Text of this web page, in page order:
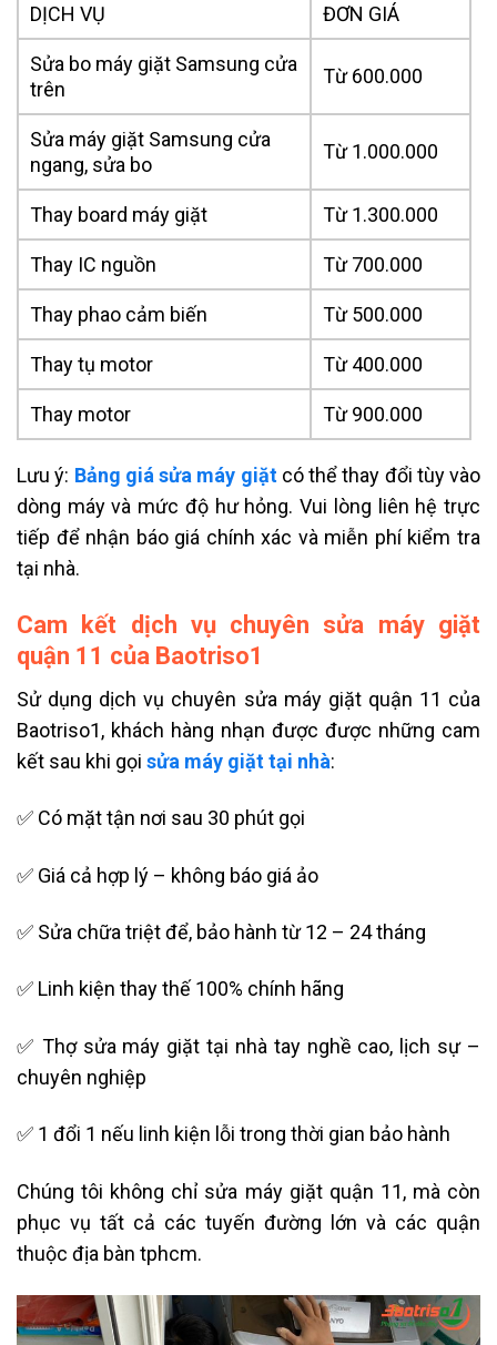
DỊCH VỤ ĐƠN GIÁ
Sửa bo máy giặt Samsung cửa
trên
Từ 600.000
Sửa máy giặt Samsung cửa
ngang, sửa bo
Từ 1.000.000
Thay board máy giặt Từ 1.300.000
Thay IC nguồn Từ 700.000
Thay phao cảm biến Từ 500.000
Thay tụ motor Từ 400.000
Thay motor Từ 900.000
Lưu ý: Bảng giá sửa máy giặtcó thể thay đổi tùy vào
dòng máy và mức độ hư hỏng. Vui lòng liên hệ trực
tiếp để nhận báo giá chính xác và miễn phí kiểm tra
tại nhà.
Cam kết dịch vụ chuyên sửa máy giặt
quận 11 của Baotriso1
Sử dụng dịch vụ chuyên sửa máy giặt quận 11 của
Baotriso1, khách hàng nhạn được được những cam
kết sau khi gọi sửa máy giặt tại nhà:
✅ Có mặt tận nơi sau 30 phút gọi
✅ Giá cả hợp lý – không báo giá ảo
✅ Sửa chữa triệt để, bảo hành từ 12 – 24 tháng
✅ Linh kiện thay thế 100% chính hãng
✅ Thợ sửa máy giặt tại nhà tay nghề cao, lịch sự –
chuyên nghiệp
✅ 1 đổi 1 nếu linh kiện lỗi trong thời gian bảo hành
Chúng tôi không chỉ sửa máy giặt quận 11, mà còn
phục vụ tất cả các tuyến đường lớn và các quận
thuộc địa bàn tphcm.